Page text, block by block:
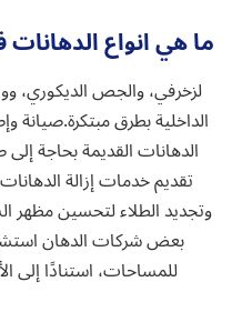
ما هي انواع
لزخرفي، والجص الديكوري،
الداخلية بطرق مبتكرة.صيانة
الدهانات القديمة بحاجة
تقديم خدمات إزالة
وتجديد الطلاء لتحسين مظهر
بعض شركات الدهان
للمساحات، استنادًا إلى